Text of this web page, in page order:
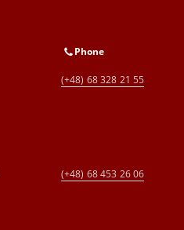
Phone
(+48) 68 328 21 55
(+48) 68 453 26 06